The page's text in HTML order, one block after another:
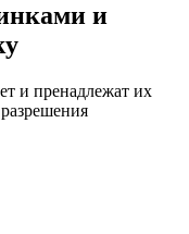
и
и пренадлежат их